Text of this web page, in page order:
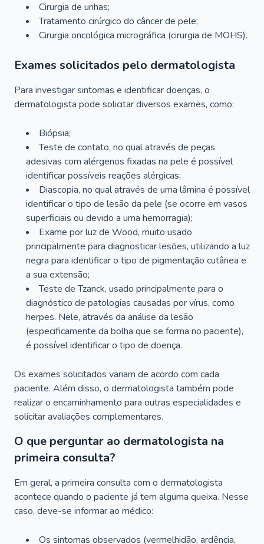
Cirurgia de unhas;
Tratamento cirúrgico do câncer de pele;
Cirurgia oncológica micrográfica (cirurgia de MOHS).
Exames solicitados pelo dermatologista
Para investigar sintomas e identificar doenças, o
dermatologista pode solicitar diversos exames, como:
Biópsia;
Teste de contato, no qual através de peças
adesivas com alérgenos fixadas na pele é possível
identificar possíveis reações alérgicas;
Diascopia, no qual através de uma lâmina é possível
identificar o tipo de lesão da pele (se ocorre em vasos
superficiais ou devido a uma hemorragia);
Exame por luz de Wood, muito usado
principalmente para diagnosticar lesões, utilizando a luz
negra para identificar o tipo de pigmentação cutânea e
a sua extensão;
Teste de Tzanck, usado principalmente para o
diagnóstico de patologias causadas por vírus, como
herpes. Nele, através da análise da lesão
(especificamente da bolha que se forma no paciente),
é possível identificar o tipo de doença.
Os exames solicitados variam de acordo com cada
paciente. Além disso, o dermatologista também pode
realizar o encaminhamento para outras especialidades e
solicitar avaliações complementares.
O que perguntar ao dermatologista na
primeira consulta?
Em geral, a primeira consulta com o dermatologista
acontece quando o paciente já tem alguma queixa. Nesse
caso, deve-se informar ao médico:
Os sintomas observados (vermelhidão, ardência,